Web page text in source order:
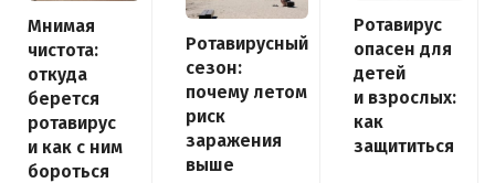
Мнимая
чистота:
откуда
берется
ротавирус
и как с ним
бороться
Ротавирусный
сезон:
почему летом
риск
заражения
выше
Ротавирус
опасен для
детей
и взрослых:
как
защититься